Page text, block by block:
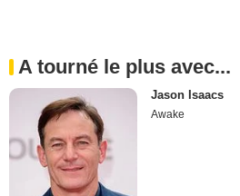
A tourné le plus avec...
Jason Isaacs
Awake